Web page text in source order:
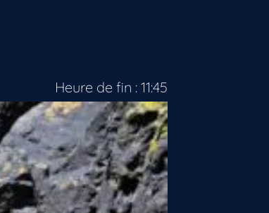
Heure de fin : 11:45